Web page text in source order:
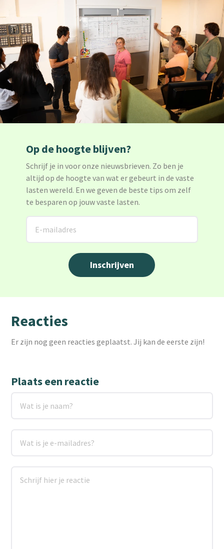
Op de hoogte blijven?
Schrijf je in voor onze nieuwsbrieven. Zo ben je
altijd op de hoogte van wat er gebeurt in de vaste
lasten wereld. En we geven de beste tips om zelf
te besparen op jouw vaste lasten.
Reacties
Er zijn nog geen reacties geplaatst. Jij kan de eerste zijn!
Plaats een reactie